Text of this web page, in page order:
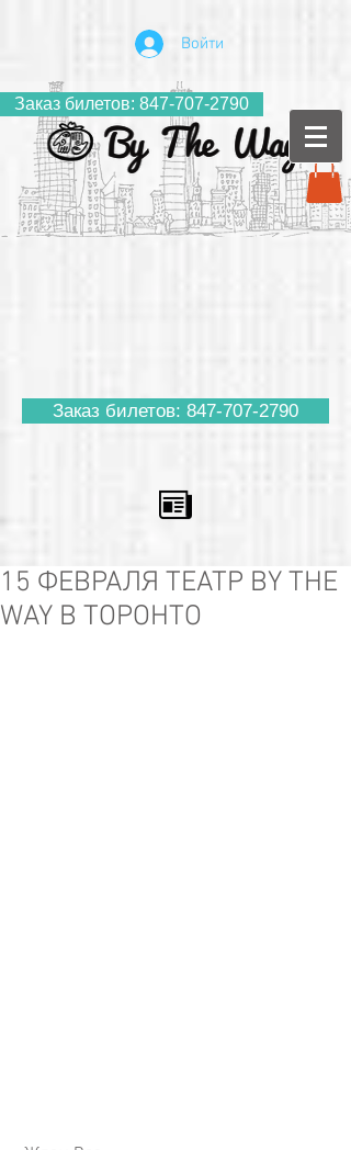
Заказ билетов: 847-707-2790
Войти
Заказ билетов: 847-707-2790
15 ФЕВРАЛЯ ТЕАТР BY THE
WAY В ТОРОНТО